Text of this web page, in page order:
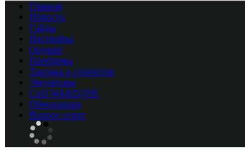
Главная
Новости
Гайды
Настройка
Оружие
Проблемы
Тактика и стратегия
Эмуляторы
CоD WARZONE
Обновления
Вопрос-ответ